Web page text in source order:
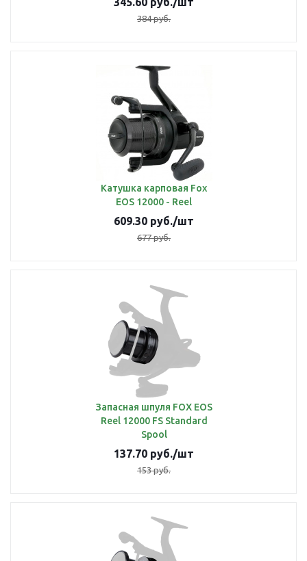
384руб.
Катушка карповая Fox
EOS 12000 - Reel
609.30 руб./шт
677руб.
Запасная шпуля FOX EOS
Reel 12000 FS Standard
Spool
137.70 руб./шт
153руб.